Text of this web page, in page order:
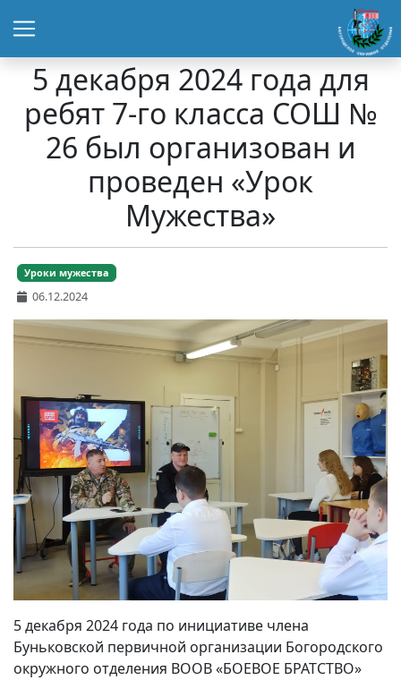
5 декабря 2024 года для
ребят 7-го класса СОШ №
26 был организован и
проведен «Урок
Мужества»
Уроки мужества
06.12.2024
5 декабря 2024 года по инициативе члена
Буньковской первичной организации Богородского
окружного отделения ВООВ «БОЕВОЕ БРАТСТВО»